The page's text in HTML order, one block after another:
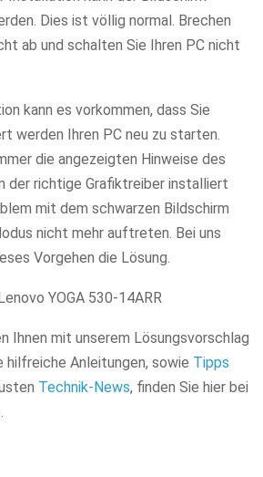
Dies ist völlig normal. Brechen
ab und schalten Sie Ihren PC nicht
kann es vorkommen, dass Sie
werden Ihren PC neu zu starten.
die angezeigten Hinweise des
der richtige Grafiktreiber installiert
mit dem schwarzen Bildschirm
nicht mehr auftreten. Bei uns
Vorgehen die Lösung.
YOGA 530-14ARR
Ihnen mit unserem Lösungsvorschlag
Anleitungen, sowie Tipps
Technik-News, finden Sie hier bei